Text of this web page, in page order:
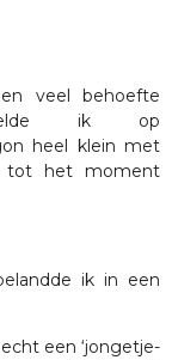
veel behoefte
ik op
heel klein met
tot het moment
ik in een
een ‘jongetje-